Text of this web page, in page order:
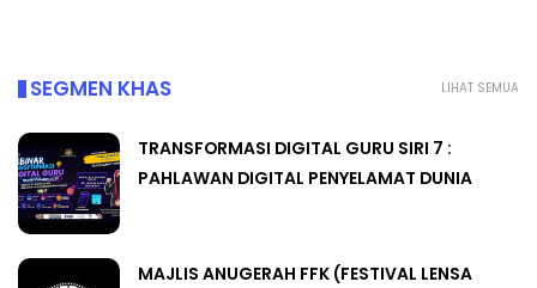
LIHAT SEMUA
SEGMEN KHAS
TRANSFORMASI DIGITAL GURU SIRI 7 :
PAHLAWAN DIGITAL PENYELAMAT DUNIA
MAJLIS ANUGERAH FFK (FESTIVAL LENSA